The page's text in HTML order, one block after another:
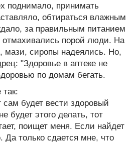
поднимало, принимать
обтираться влажным
за правильным питанием
отмахивались порой люди. На
мази, сиропы надеялись. Но,
"Здоровье в аптеке не
по домам бегать.
сам будет вести здоровый
будет этого делать, тот
поищет меня. Если найдет
Да только сдается мне, что